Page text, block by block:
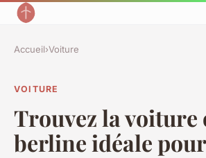
Accueil›Voiture
VOITURE
Trouvez la voiture
berline idéale